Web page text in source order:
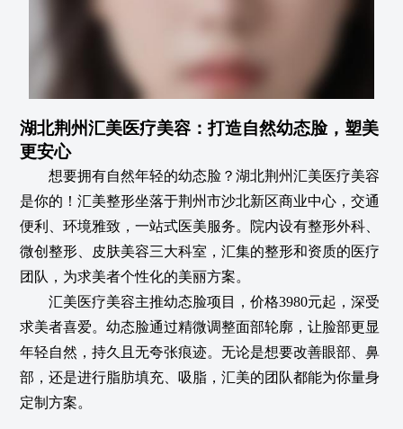
湖北荆州汇美医疗美容：打造自然幼态脸，塑美
更安心
想要拥有自然年轻的幼态脸？湖北荆州汇美医疗美容
是你的！汇美整形坐落于荆州市沙北新区商业中心，交通
便利、环境雅致，一站式医美服务。院内设有整形外科、
微创整形、皮肤美容三大科室，汇集的整形和资质的医疗
团队，为求美者个性化的美丽方案。
汇美医疗美容主推幼态脸项目，价格3980元起，深受
求美者喜爱。幼态脸通过精微调整面部轮廓，让脸部更显
年轻自然，持久且无夸张痕迹。无论是想要改善眼部、鼻
部，还是进行脂肪填充、吸脂，汇美的团队都能为你量身
定制方案。